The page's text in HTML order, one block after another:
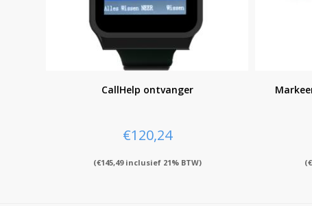
CallHelp ontvanger
€120,24
(€145,49inclusief 21% BTW) (€